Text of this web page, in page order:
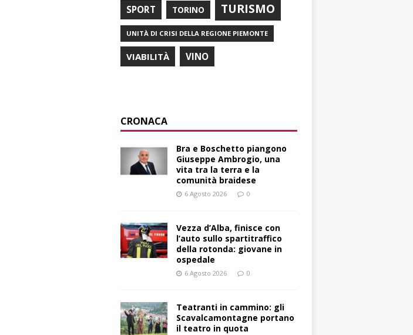
SPORT TORINO TURISMO
UNITÀ DI CRISI DELLA REGIONE PIEMONTE
VIABILITÀ VINO
CRONACA
Bra e Boschetto piangono
Giuseppe Ambrogio, una
vita tra la terra e la
comunità braidese
6 Agosto 2026 0
Vezza d’Alba, finisce con
l’auto sullo spartitraffico
della rotonda: giovane in
ospedale
6 Agosto 2026 0
Teatranti in cammino: gli
Scavalcamontagne portano
il teatro in quota